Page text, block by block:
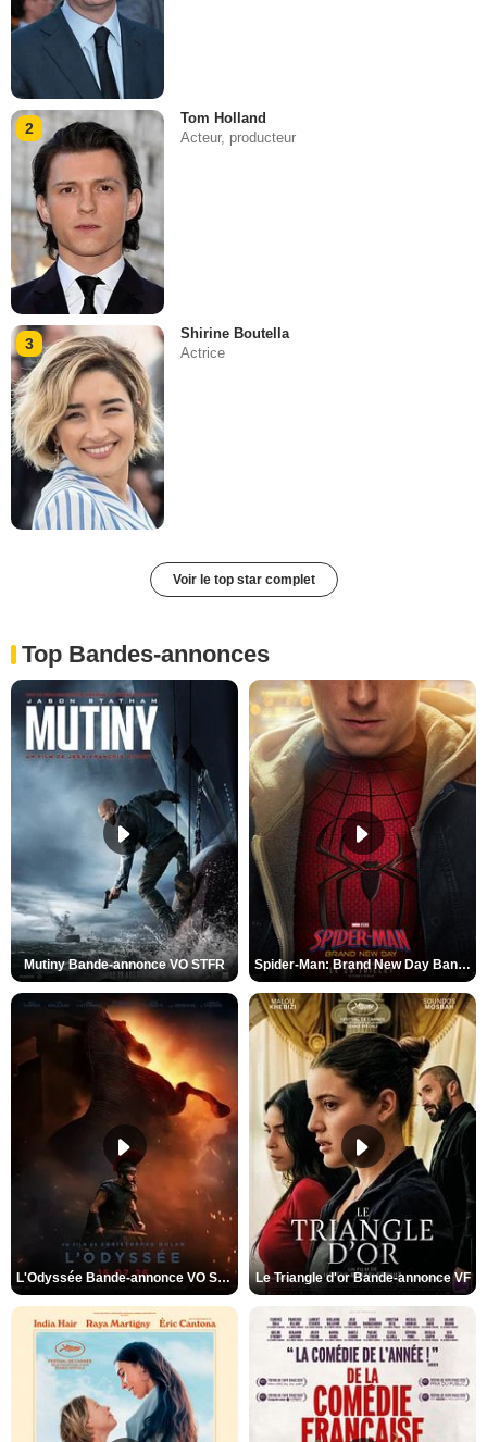
2
Tom Holland
Acteur, producteur
3
Shirine Boutella
Actrice
Voir le top star complet
Top Bandes-annonces
Mutiny Bande-annonce VO STFR Spider-Man: Brand New Day Bande-annonce VO STFR
L'Odyssée Bande-annonce VO STFR Le Triangle d'or Bande-annonce VF